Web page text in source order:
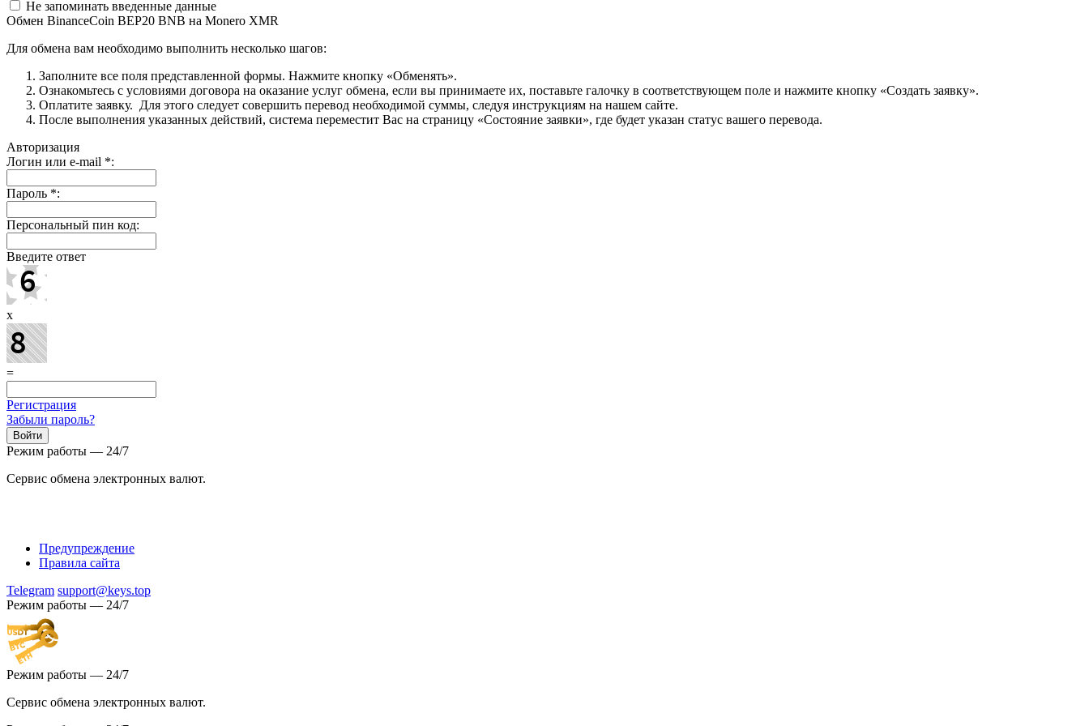
Не запоминать введенные данные
Обмен BinanceCoin BEP20 BNB на Monero XMR
Для обмена вам необходимо выполнить несколько шагов:
Заполните все поля представленной формы. Нажмите кнопку «Обменять».
Ознакомьтесь с условиями договора на оказание услуг обмена, если вы принимаете их, поставьте галочку в соответствующем поле и нажмите кнопку «Создать заявку».
Оплатите заявку. Для этого следует совершить перевод необходимой суммы, следуя инструкциям на нашем сайте.
После выполнения указанных действий, система переместит Вас на страницу «Состояние заявки», где будет указан статус вашего перевода.
Авторизация
Логин или e-mail *:
Пароль *:
Персональный пин код:
Введите ответ
x
=
Регистрация
Забыли пароль?
Режим работы — 24/7
Сервис обмена электронных валют.
Предупреждение
Правила сайта
Telegram support@keys.top
Режим работы — 24/7
Режим работы — 24/7
Сервис обмена электронных валют.